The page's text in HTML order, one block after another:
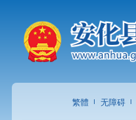
繁體 无障碍